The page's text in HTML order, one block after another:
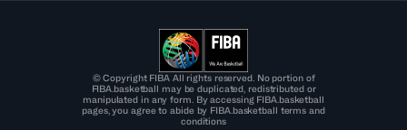
© Copyright FIBA All rights reserved. No portion of
FIBA.basketball may be duplicated, redistributed or
manipulated in any form. By accessing FIBA.basketball
pages, you agree to abide by FIBA.basketball terms and
conditions